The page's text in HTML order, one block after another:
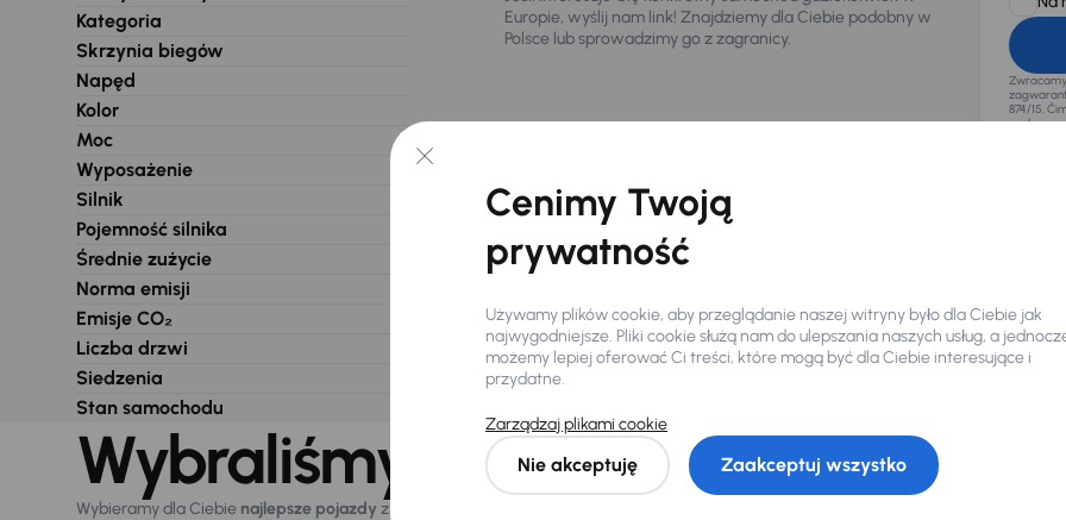
Kategoria
Skrzynia biegów
Napęd
Kolor
Moc
Wyposażenie
Silnik
Pojemność silnika
Średnie zużycie
Norma emisji
Emisje CO₂
Liczba drzwi
Siedzenia
Stan samochodu
Europie, wyślij nam link! Znajdziemy dla Ciebie podobny w
Polsce lub sprowadzimy go z zagranicy.
874/15,
osobowe
Wybraliśmy dla Ciebie
Wybieramy dla Ciebie najlepsze pojazdy z naszej oferty. Kupimy dla Ciebie
Cenimy Twoją
prywatność
Używamy plików cookie, aby przeglądanie naszej witryny było dla Ciebie jak
najwygodniejsze. Pliki cookie służą nam do ulepszania naszych usług, a
możemy lepiej oferować Ci treści, które mogą być dla Ciebie interesujące i
przydatne.
Zarządzaj plikami cookie
Nie akceptuję Zaakceptuj wszystko